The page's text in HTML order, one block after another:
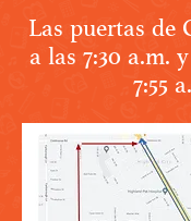
Las puertas de
a las 7:30 a.m.
7:55